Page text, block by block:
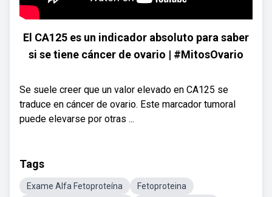
El CA125 es un indicador absoluto para saber
si se tiene cáncer de ovario | #MitosOvario
Se suele creer que un valor elevado en CA125 se
traduce en cáncer de ovario. Este marcador tumoral
puede elevarse por otras ...
Tags
Exame Alfa Fetoproteína Fetoproteina